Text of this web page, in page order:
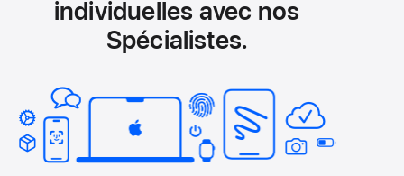
individuelles avec nos
Spécialistes.